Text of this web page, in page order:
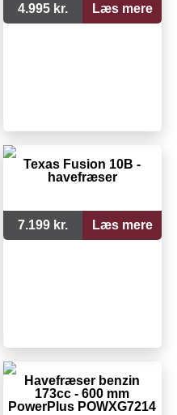
4.995 kr. Læs mere
Texas Fusion 10B -
havefræser
7.199 kr. Læs mere
Havefræser benzin
173cc - 600 mm
PowerPlus POWXG7214